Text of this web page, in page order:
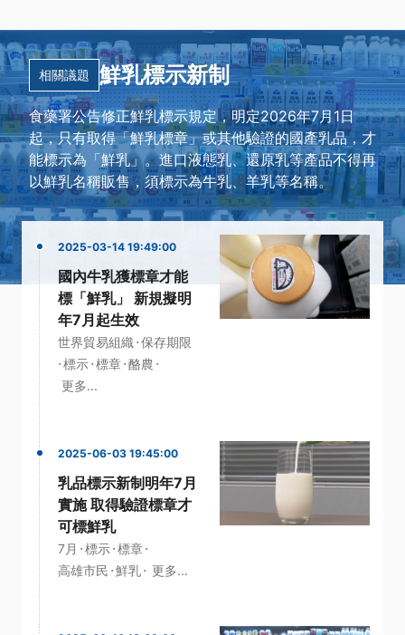
相關議題 鮮乳標示新制
食藥署公告修正鮮乳標示規定，明定2026年7月1日
起，只有取得「鮮乳標章」或其他驗證的國產乳品，才
能標示為「鮮乳」。進口液態乳、還原乳等產品不得再
以鮮乳名稱販售，須標示為牛乳、羊乳等名稱。
2025-03-14 19:49:00
國內牛乳獲標章才能
標「鮮乳」 新規擬明
年7月起生效
世界貿易組織 ·保存期限
·標示·標章·酪農 ·
更多...
2025-06-03 19:45:00
乳品標示新制明年7月
實施 取得驗證標章才
可標鮮乳
7月 ·標示·標章·
高雄市民 ·鮮乳· 更多...